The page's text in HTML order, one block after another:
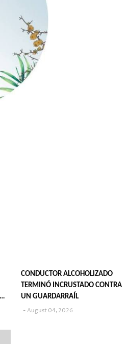
CONDUCTOR ALCOHOLIZADO
TERMINÓ INCRUSTADO CONTRA
UN GUARDARRAÍL
August 04, 2026